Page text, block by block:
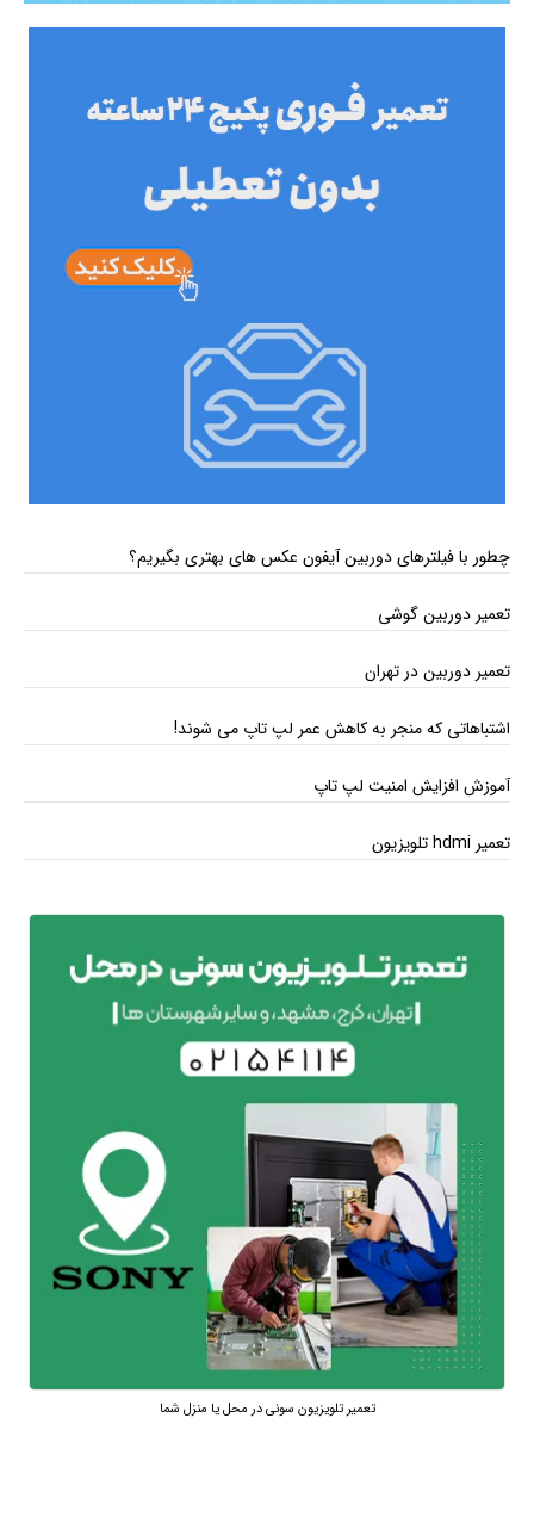
چطور با فیلترهای دوربین آیفون عکس‌ های بهتری بگیریم؟
تعمیر دوربین گوشی
تعمیر دوربین در تهران
اشتباهاتی که منجر به کاهش عمر لپ تاپ می ‌شوند!
آموزش افزایش امنیت لپ تاپ
تعمیر hdmi تلویزیون
تعمیر تلویزیون سونی در محل یا منزل شما